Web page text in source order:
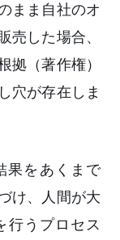
まま自社のオ
売した場合、
拠（著作権）
穴が存在しま
果をあくまで
け、人間が大
行うプロセス